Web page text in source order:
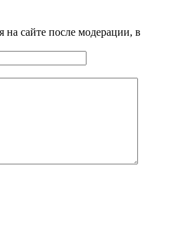
сайте после модерации, в